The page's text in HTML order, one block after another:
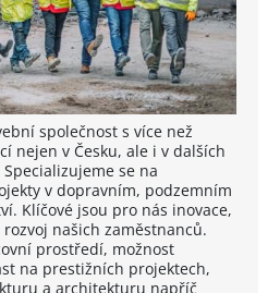
společnost s více než
nejen v Česku, ale i v dalších
se na
v dopravním, podzemním
Klíčové jsou pro nás inovace,
našich zaměstnanců.
prostředí, možnost
na prestižních projektech,
a architekturu napříč